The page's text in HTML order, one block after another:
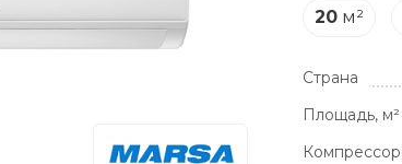
20м²
Страна
Площадь, м²
Компрессор